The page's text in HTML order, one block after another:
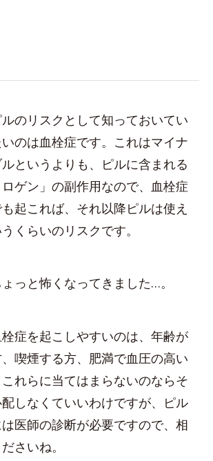
のリスクとして知っておいてい
のは血栓症です。これはマイナ
というよりも、ピルに含まれる
ロゲン」の副作用なので、血栓症
起これば、それ以降ピルは使え
くらいのリスクです。
っと怖くなってきました…。
症を起こしやすいのは、年齢が
喫煙する方、肥満で血圧の高い
れらに当てはまらないのならそ
しなくていいわけですが、ピル
医師の診断が必要ですので、相
さいね。